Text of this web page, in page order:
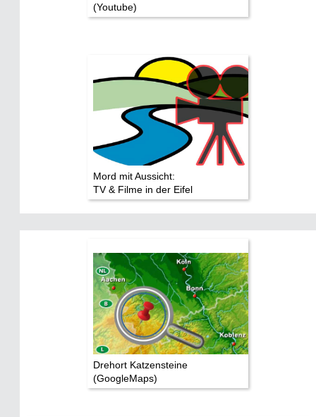
(Youtube)
Mord mit Aussicht:
TV & Filme in der Eifel
Drehort Katzensteine
(GoogleMaps)